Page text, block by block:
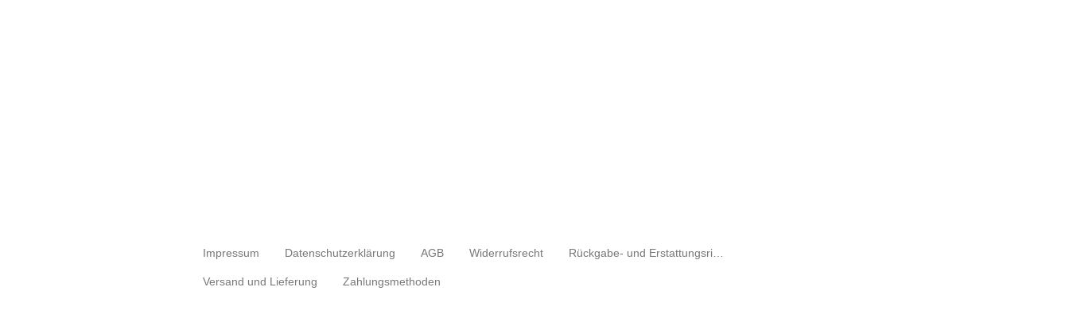
Impressum Datenschutzerklärung AGB Widerrufsrecht Rückgabe- und Erstattungsrichtlinie
Versand und Lieferung Zahlungsmethoden